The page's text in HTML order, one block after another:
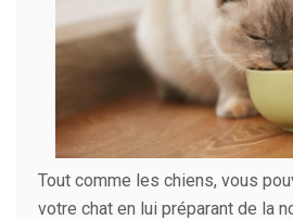
Tout comme les chiens, vous
votre chat en lui préparant de la